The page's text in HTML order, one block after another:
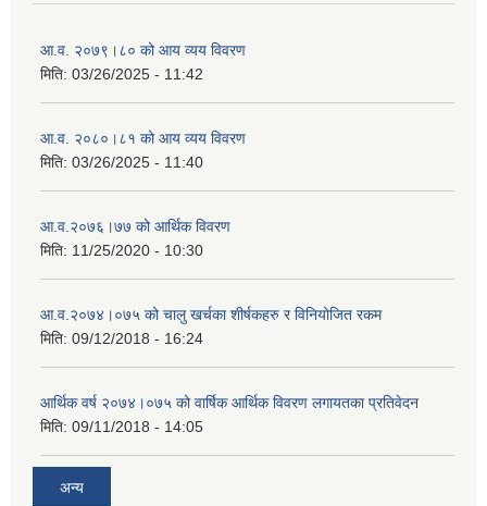
आ.व. २०७९।८० को आय व्यय विवरण
मिति: 03/26/2025 - 11:42
आ.व. २०८०।८१ को आय व्यय विवरण
मिति: 03/26/2025 - 11:40
आ.व.२०७६।७७ को आर्थिक विवरण
मिति: 11/25/2020 - 10:30
आ.व.२०७४।०७५ को चालु खर्चका शीर्षकहरु र विनियोजित रकम
मिति: 09/12/2018 - 16:24
आर्थिक वर्ष २०७४।०७५ को वार्षिक आर्थिक विवरण लगायतका प्रतिवेदन
मिति: 09/11/2018 - 14:05
अन्य